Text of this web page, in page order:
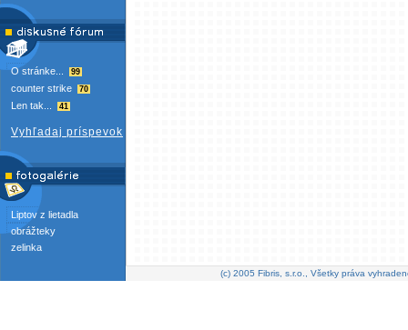
O stránke... 99
counter strike 70
Len tak... 41
Vyhľadaj príspevok
Liptov z lietadla
obrážteky
zelinka
(c) 2005 Fibris, s.r.o., Všetky práva